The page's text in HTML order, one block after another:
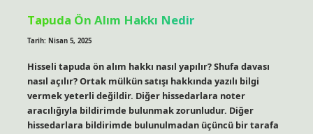
Tapuda Ön Alım Hakkı Nedir
Tarih: Nisan 5, 2025
Hisseli tapuda ön alım hakkı nasıl yapılır? Shufa davası
nasıl açılır? Ortak mülkün satışı hakkında yazılı bilgi
vermek yeterli değildir. Diğer hissedarlara noter
aracılığıyla bildirimde bulunmak zorunludur. Diğer
hissedarlara bildirimde bulunulmadan üçüncü bir tarafa